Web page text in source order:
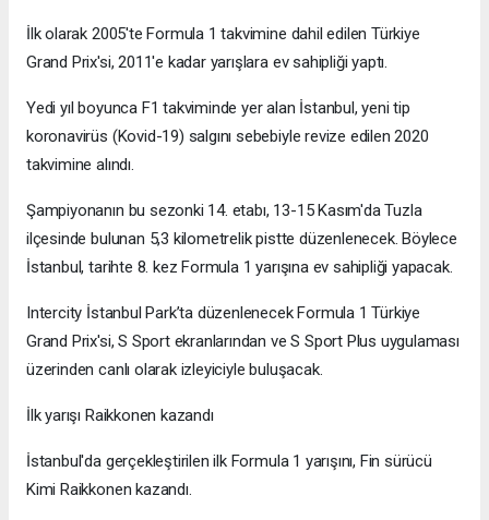
İlk olarak 2005'te Formula 1 takvimine dahil edilen Türkiye
Grand Prix'si, 2011'e kadar yarışlara ev sahipliği yaptı.
Yedi yıl boyunca F1 takviminde yer alan İstanbul, yeni tip
koronavirüs (Kovid-19) salgını sebebiyle revize edilen 2020
takvimine alındı.
Şampiyonanın bu sezonki 14. etabı, 13-15 Kasım'da Tuzla
ilçesinde bulunan 5,3 kilometrelik pistte düzenlenecek. Böylece
İstanbul, tarihte 8. kez Formula 1 yarışına ev sahipliği yapacak.
Intercity İstanbul Park’ta düzenlenecek Formula 1 Türkiye
Grand Prix'si, S Sport ekranlarından ve S Sport Plus uygulaması
üzerinden canlı olarak izleyiciyle buluşacak.
İlk yarışı Raikkonen kazandı
İstanbul'da gerçekleştirilen ilk Formula 1 yarışını, Fin sürücü
Kimi Raikkonen kazandı.